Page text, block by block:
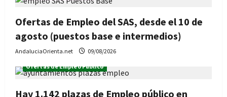
Ofertas de Empleo del SAS, desde el 10 de
agosto (puestos base e intermedios)
AndaluciaOrienta.net
09/08/2026
Ofertas de Empleo Público
Hay 1.142 plazas de Empleo público en